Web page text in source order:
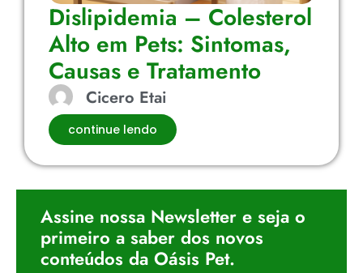
Dislipidemia – Colesterol
Alto em Pets: Sintomas,
Causas e Tratamento
Cicero Etai
continue lendo
Assine nossa Newsletter e seja o
primeiro a saber dos novos
conteúdos da Oásis Pet.